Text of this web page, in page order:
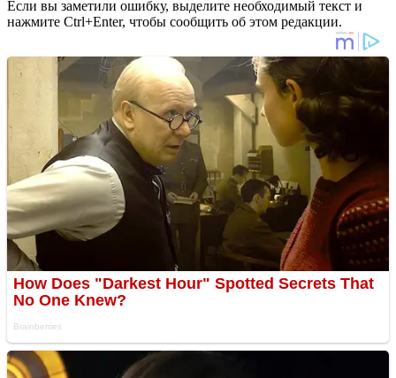
Если вы заметили ошибку, выделите необходимый текст и
нажмите Ctrl+Enter, чтобы сообщить об этом редакции.